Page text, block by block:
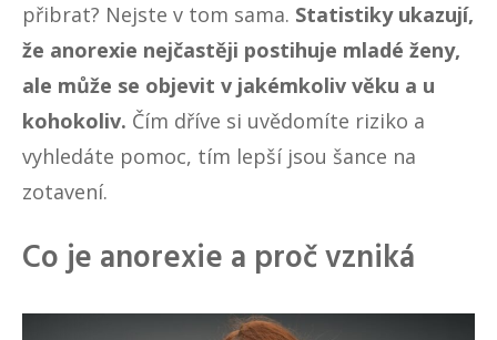
přibrat? Nejste v tom sama. Statistiky ukazují,
že anorexie nejčastěji postihuje mladé ženy,
ale může se objevit v jakémkoliv věku a u
kohokoliv. Čím dříve si uvědomíte riziko a
vyhledáte pomoc, tím lepší jsou šance na
zotavení.
Co je anorexie a proč vzniká